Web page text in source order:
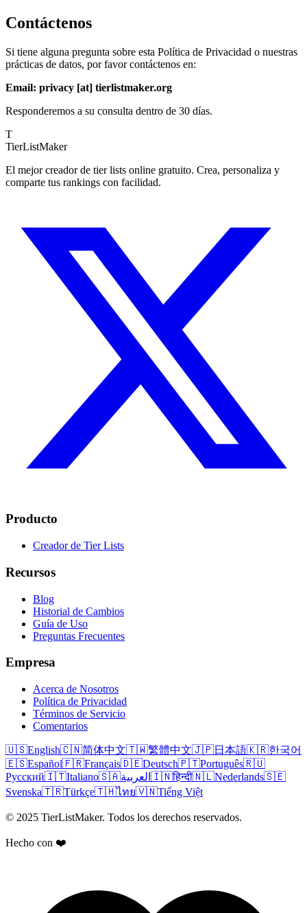
Contáctenos
Si tiene alguna pregunta sobre esta Política de Privacidad o nuestras
prácticas de datos, por favor contáctenos en:
Email: privacy [at] tierlistmaker.org
Responderemos a su consulta dentro de 30 días.
T
TierListMaker
El mejor creador de tier lists online gratuito. Crea, personaliza y
comparte tus rankings con facilidad.
Producto
Creador de Tier Lists
Recursos
Blog
Historial de Cambios
Guía de Uso
Preguntas Frecuentes
Empresa
Acerca de Nosotros
Política de Privacidad
Términos de Servicio
Comentarios
🇺🇸English🇨🇳简体中文🇹🇼繁體中文🇯🇵日本語🇰🇷한국어
🇪🇸Español🇫🇷Français🇩🇪Deutsch🇵🇹Português🇷🇺
Русский🇮🇹Italiano🇸🇦العربية 🇮🇳हिन्दी🇳🇱Nederlands🇸🇪
Svenska🇹🇷Türkçe🇹🇭ไทย🇻🇳Tiếng Việt
© 2025 TierListMaker. Todos los derechos reservados.
Hecho con ❤️